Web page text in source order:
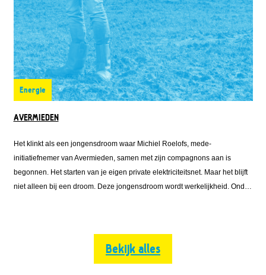
Energie
AVERMIEDEN
Het klinkt als een jongensdroom waar Michiel Roelofs, mede-
initiatiefnemer van Avermieden, samen met zijn compagnons aan is
begonnen. Het starten van je eigen private elektriciteitsnet. Maar het blijft
niet alleen bij een droom. Deze jongensdroom wordt werkelijkheid. Onder
Bekijk alles